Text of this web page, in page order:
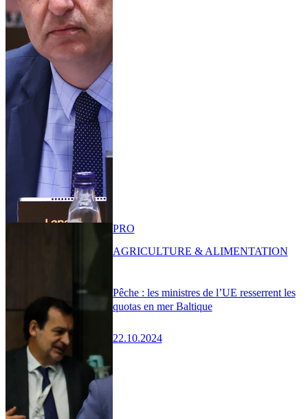
Pêche : les ministres de l’UE resserrent les
quotas en mer Baltique
22.10.2024
PRO
AGRICULTURE & ALIMENTATION